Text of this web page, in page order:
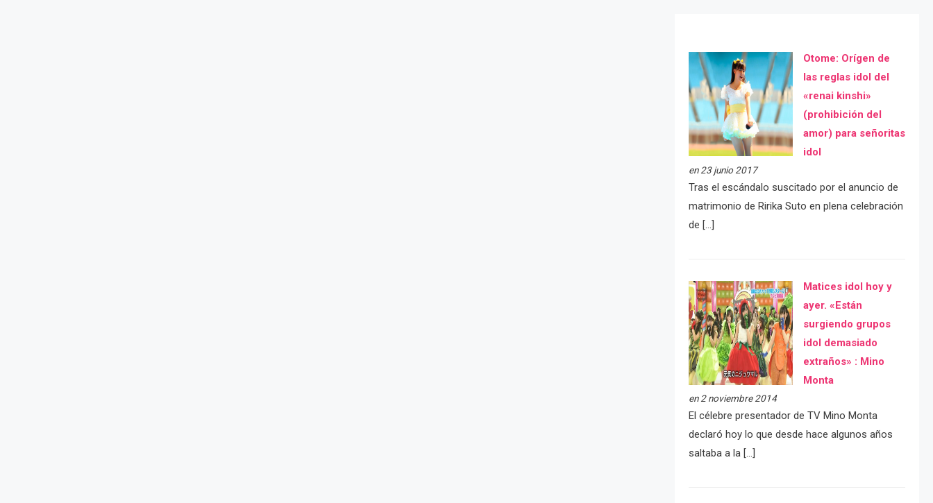
Otome: Orígen de
las reglas idol del
«renai kinshi»
(prohibición del
amor) para señoritas
idol
en 23 junio 2017
Tras el escándalo suscitado por el anuncio de
matrimonio de Ririka Suto en plena celebración
de […]
Matices idol hoy y
ayer. «Están
surgiendo grupos
idol demasiado
extraños» : Mino
Monta
en 2 noviembre 2014
El célebre presentador de TV Mino Monta
declaró hoy lo que desde hace algunos años
saltaba a la […]